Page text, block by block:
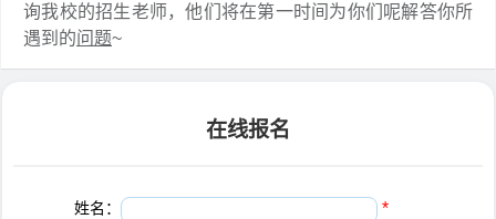
询我校的招生老师，他们将在第一时间为你们呢解答你所
遇到的问题~
在线报名
姓名： *